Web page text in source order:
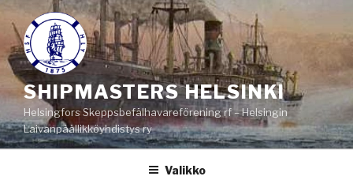
Siirry
sisältöön
SHIPMASTERS HELSINKI
Helsingfors Skeppsbefälhavareförening rf – Helsingin
Laivanpäällikköyhdistys ry
Valikko